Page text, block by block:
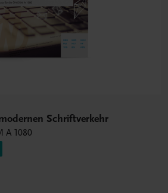
Schriftverkehr
A 1080